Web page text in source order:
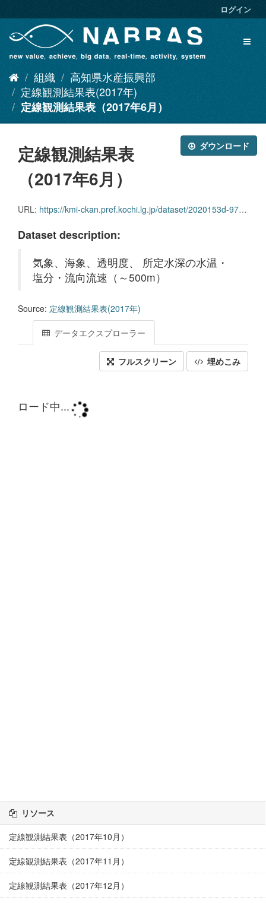
キ
ログイン
組織
高知県水産振興部
定線観測結果表(2017年)
定線観測結果表（2017年6月）
ダウンロード
定線観測結果表
（2017年6月）
URL: https://kmi-ckan.pref.kochi.lg.jp/dataset/2020153d-97a0-4e00-b5ec-b6c234eda774/resource/e26c61e2-bd3e-40d6-9494-ca1cebb28982/download/teisenkansokukekkaomote2017-6.xlsx
Dataset description:
気象、海象、透明度、 所定水深の水温・
塩分・流向流速（～500m）
Source: 定線観測結果表(2017年)
データエクスプローラー
フルスクリーン 埋めこみ
リソース
定線観測結果表（2017年10月）
定線観測結果表（2017年11月）
定線観測結果表（2017年12月）